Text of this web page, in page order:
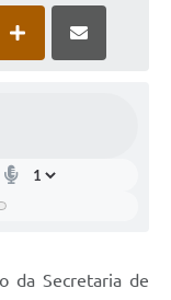
da Secretaria de